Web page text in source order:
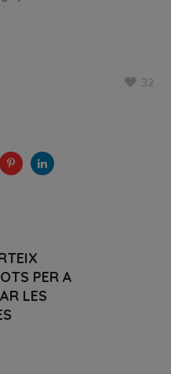
32
PER A
LES